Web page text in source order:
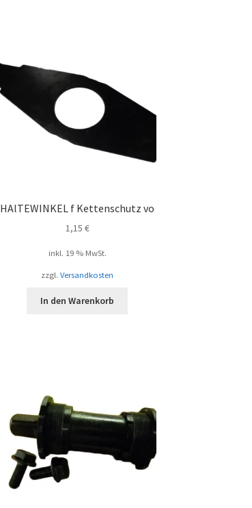
HAlTEWINKEL f Kettenschutz vo
1,15 €
inkl. 19 % MwSt.
zzgl.Versandkosten
In den Warenkorb